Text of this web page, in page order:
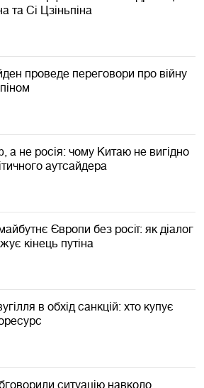
та Сі Цзіньпіна
проведе переговори про війну
а не росія: чому Китаю не вигідно
аутсайдера
Європи без росії: як діалог
кінець путіна
в обхід санкцій: хто купує
ситуацію навколо